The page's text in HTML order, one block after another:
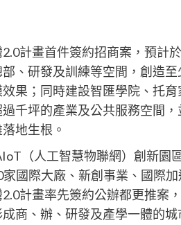
2.0計畫首件簽約招商案，預計
、研發及訓練等空間，創造
果；同時建設智匯學院、托
千坪的產業及公共服務空間
地生根。
（人工智慧物聯網）創新園
國際大廠、新創事業、國際
計畫率先簽約公辦都更推案
商、辦、研發及產學一體的